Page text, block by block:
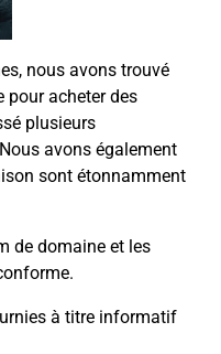
nous avons trouvé
pour acheter des
plusieurs
avons également
sont étonnamment
de domaine et les
à titre informatif